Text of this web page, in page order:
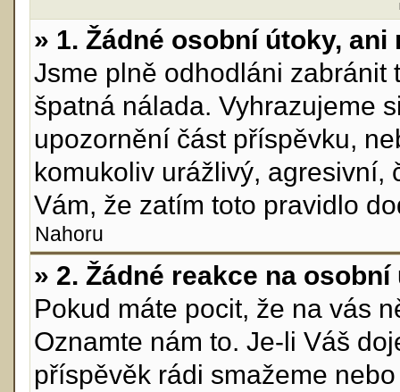
» 1. Žádné osobní útoky, ani
Jsme plně odhodláni zabránit
špatná nálada. Vyhrazujeme
upozornění část příspěvku,
komukoliv urážlivý, agresivní,
Vám, že zatím toto pravidlo
Nahoru
» 2. Žádné reakce na
Pokud máte pocit, že na vás
Oznamte nám to. Je-li Váš
příspěvěk rádi smažeme